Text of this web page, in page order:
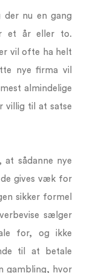
der nu en gang
et år eller to.
vil ofte ha helt
nye firma vil
almindelige
villig til at satse
at sådanne nye
gives væk for
sikker formel
sælger
for, og ikke
til at betale
gambling, hvor